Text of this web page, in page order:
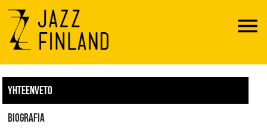
Menu
YHTEENVETO
BIOGRAFIA